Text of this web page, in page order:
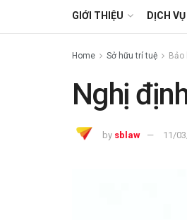
GIỚI THIỆU DỊCH VỤ
Home Sở hữu trí tuệ Bảo
Nghị
by sblaw 11/